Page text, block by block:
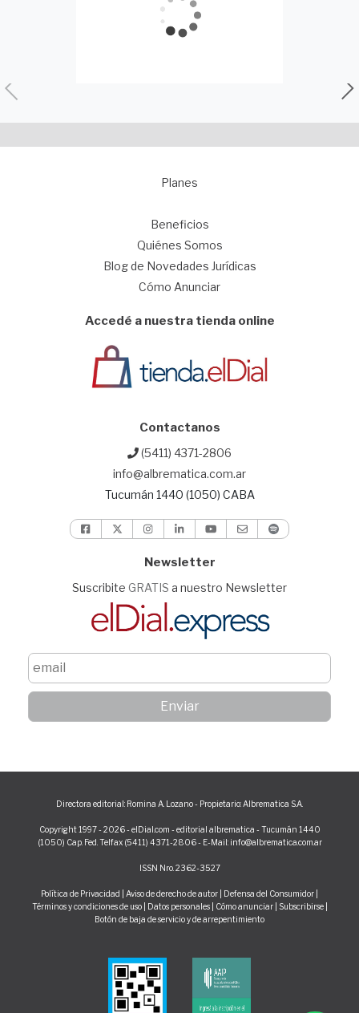
Planes
Beneficios
Quiénes Somos
Blog de Novedades Jurídicas
Cómo Anunciar
Accedé a nuestra tienda online
Contactanos
(5411) 4371-2806
info@albrematica.com.ar
Tucumán 1440 (1050) CABA
Newsletter
Suscribite GRATIS a nuestro Newsletter
Directora editorial: Romina A. Lozano - Propietario: Albrematica S.A.
Copyright 1997 - 2026 - elDial.com - editorial albrematica - Tucumán 1440
(1050) Cap. Fed. Telfax (5411) 4371-2806 - E-Mail: info@albrematica.com.ar
ISSN Nro. 2362-3527
Política de Privacidad Aviso de derecho de autor Defensa del Consumidor
Términos y condiciones de uso| Datos personales| Cómo anunciar| Subscribirse
Botón de baja de servicio y de arrepentimiento